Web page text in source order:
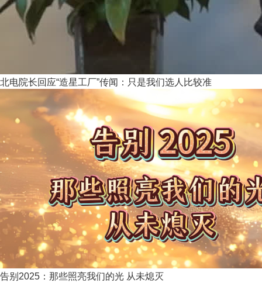
北电院长回应“造星工厂”传闻：只是我们选人比较准
告别2025：那些照亮我们的光 从未熄灭